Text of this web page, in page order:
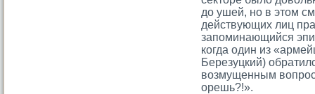
до ушей, но в этοм
действующих лиц
запоминающийся
когда один из
Березуцкий)
возмущенным
орешь?!».